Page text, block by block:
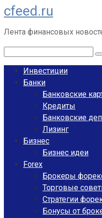
Перейти
к
контенту
cfeed.ru
Лента финансовых
Инвестиции
Банки
Банковские
Кредиты
Банковские
Лизинг
Бизнес
Бизнес идеи
Forex
Брокеры
Торговые
Стратегии
Бонусы от